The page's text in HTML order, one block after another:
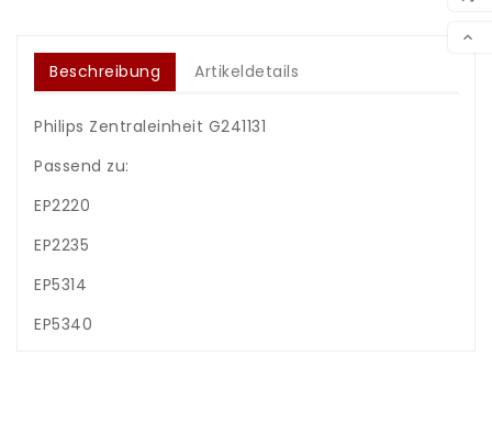

Beschreibung Artikeldetails
Philips Zentraleinheit G241131
Passend zu:
EP2220
EP2235
EP5314
EP5340